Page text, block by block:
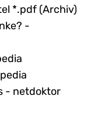
*.pdf (Archiv)
-
- netdoktor